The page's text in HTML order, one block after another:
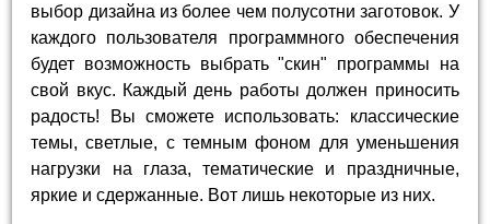
выбор дизайна из более чем полусотни заготовок. У
каждого пользователя программного обеспечения
будет возможность выбрать "скин" программы на
свой вкус. Каждый день работы должен приносить
радость! Вы сможете использовать: классические
темы, светлые, с темным фоном для уменьшения
нагрузки на глаза, тематические и праздничные,
яркие и сдержанные. Вот лишь некоторые из них.